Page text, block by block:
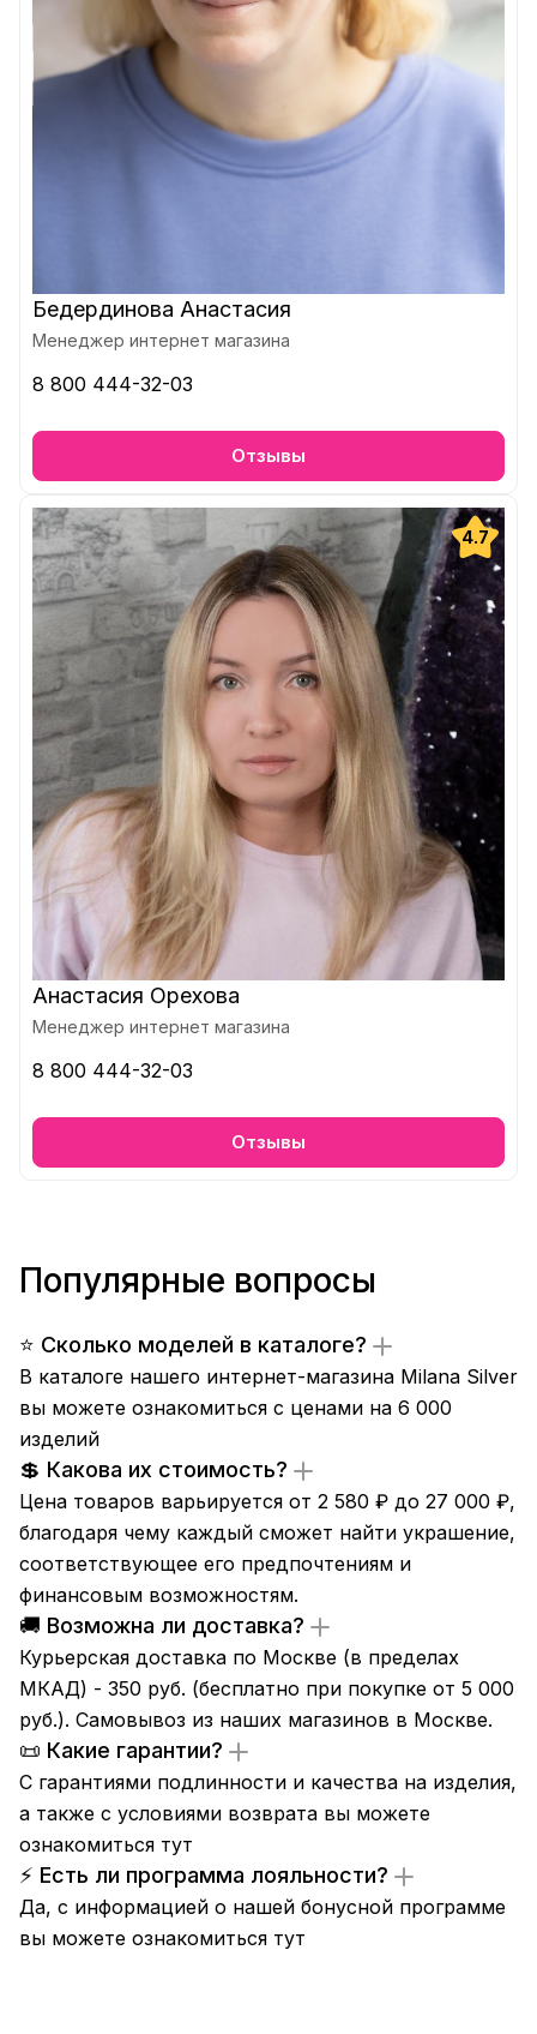
Бедердинова Анастасия
Менеджер интернет магазина
8 800 444-32-03
Отзывы
4.7
Анастасия Орехова
Менеджер интернет магазина
8 800 444-32-03
Отзывы
Популярные вопросы
⭐ Сколько моделей в каталоге?
В каталоге нашего интернет-магазина Milana Silver
вы можете ознакомиться с ценами на 6 000
изделий
💲 Какова их стоимость?
Цена товаров варьируется от 2 580 ₽ до 27 000 ₽,
благодаря чему каждый сможет найти украшение,
соответствующее его предпочтениям и
финансовым возможностям.
🚚 Возможна ли доставка?
Курьерская доставка по Москве (в пределах
МКАД) - 350 руб. (бесплатно при покупке от 5 000
руб.). Самовывоз из наших магазинов в Москве.
📜 Какие гарантии?
С гарантиями подлинности и качества на изделия,
а также с условиями возврата вы можете
ознакомиться тут
⚡ Есть ли программа лояльности?
Да, с информацией о нашей бонусной программе
вы можете ознакомиться тут